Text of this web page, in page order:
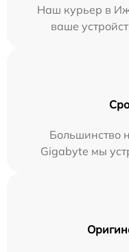
Наш курьер в
ваше
Большинство
Gigabyte мы